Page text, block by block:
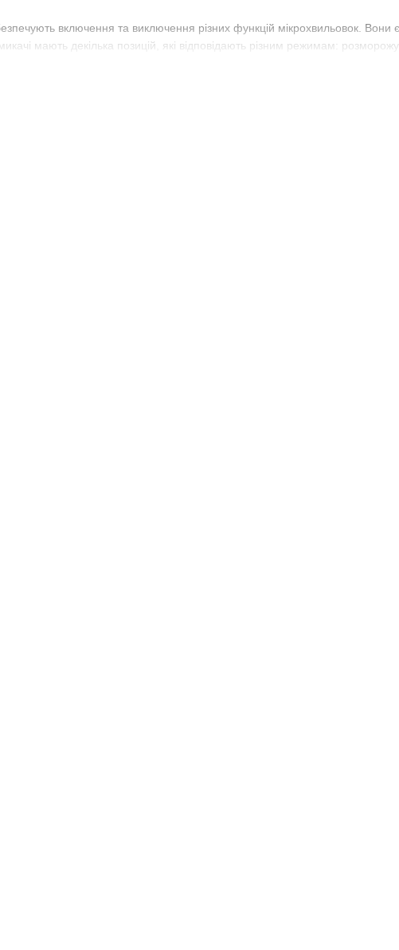
включення та виключення різних функцій мікрохвильовок.
мають декілька позицій, які відповідають різним режимам: